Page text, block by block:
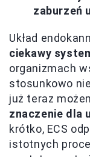
zaburzeń
Układ
ciekawy
organizmach
stosunkowo
już teraz
znaczenie dla
krótko, ECS
istotnych